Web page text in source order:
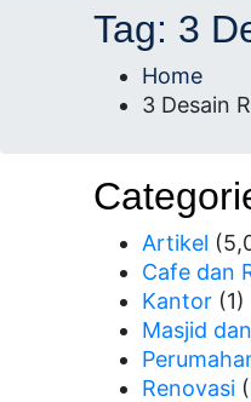
AD
Tag: 3
Home
3 Desain
Artikel
Cafe dan
Kantor (1)
Masjid
Renovasi